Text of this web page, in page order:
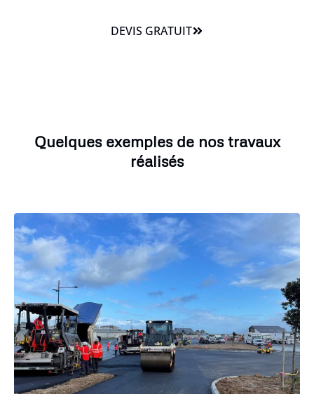
DEVIS GRATUIT
Quelques exemples de nos travaux
réalisés